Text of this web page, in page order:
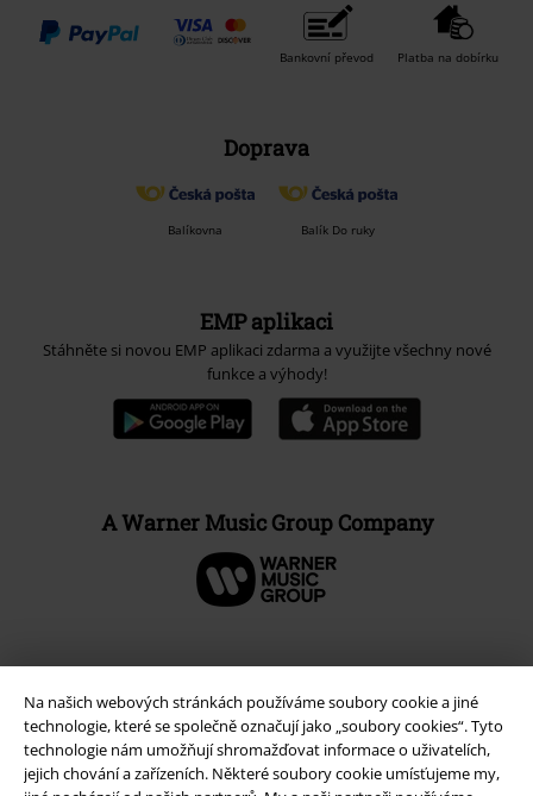
Na našich webových stránkách používáme soubory cookie a jiné
technologie, které se společně označují jako „soubory cookies“. Tyto
technologie nám umožňují shromažďovat informace o uživatelích,
jejich chování a zařízeních. Některé soubory cookie umísťujeme my,
Bankovní převod Platba na dobírku
Doprava
EMP aplikaci
Stáhněte si novou EMP aplikaci zdarma a využijte všechny nové
funkce a výhody!
A Warner Music Group Company